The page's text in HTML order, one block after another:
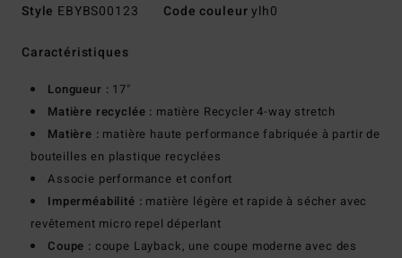
Style EBYBS00123 Code couleurylh0
Caractéristiques
Longueur : 17"
Matière recyclée : matière Recycler 4-way stretch
Matière : matière haute performance fabriquée à partir de
bouteilles en plastique recyclées
Associe performance et confort
Imperméabilité : matière légère et rapide à sécher avec
revêtement micro repel déperlant
Coupe : coupe Layback, une coupe moderne avec des